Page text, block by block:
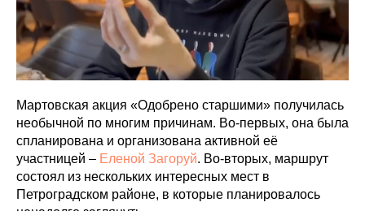
Мартовская акция «Одобрено старшими» получилась
необычной по многим причинам. Во-первых, она была
спланирована и организована активной её
участницей – Еленой Загоруй. Во-вторых, маршрут
состоял из нескольких интересных мест в
Петроградском районе, в которые планировалось